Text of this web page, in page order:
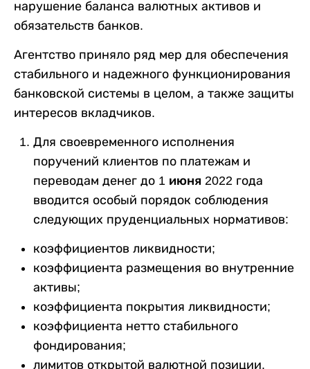
нарушение баланса валютных активов и
обязательств банков.
Агентство приняло ряд мер для обеспечения
стабильного и надежного функционирования
банковской системы в целом, а также защиты
интересов вкладчиков.
Для своевременного исполнения
поручений клиентов по платежам и
переводам денег до 1 июня 2022 года
вводится особый порядок соблюдения
следующих пруденциальных нормативов:
коэффициентов ликвидности;
коэффициента размещения во внутренние
активы;
коэффициента покрытия ликвидности;
коэффициента нетто стабильного
фондирования;
лимитов открытой валютной позиции.